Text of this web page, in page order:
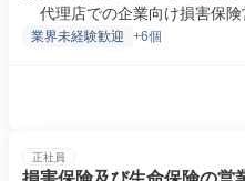
代理店での企業向け損害保険
業界未経験歓迎 +6個
正社員